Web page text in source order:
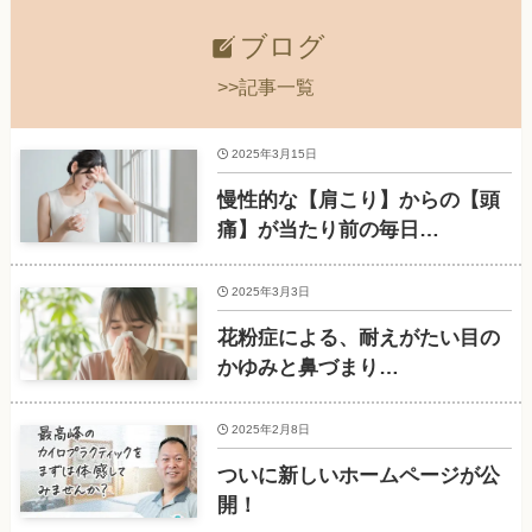
ブログ
>>記事一覧
慢性的な【肩こり】からの【頭
痛】が当たり前の毎日…
2025年3月15日
花粉症による、耐えがたい目の
かゆみと鼻づまり…
2025年3月3日
ついに新しいホームページが公
開！
2025年2月8日